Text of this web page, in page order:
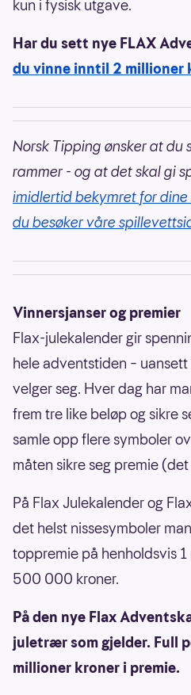
kun i fysisk utgave.
Har du sett nye FLAX
du vinne inntil 2 millioner
Norsk Tipping ønsker at du
rammer - og at det skal gi
imidlertid bekymret for
du besøker våre
Vinnersjanser og premier
Flax-julekalender gir
hele adventstiden –
velger seg. Hver dag har
frem tre like beløp og sikre
samle opp flere symboler
måten sikre seg premie
På Flax Julekalender og
det helst nissesymboler
toppremie på henholdsvis
500 000 kroner.
På den nye Flax
juletrær som gjelder. Full
millioner kroner i premie.